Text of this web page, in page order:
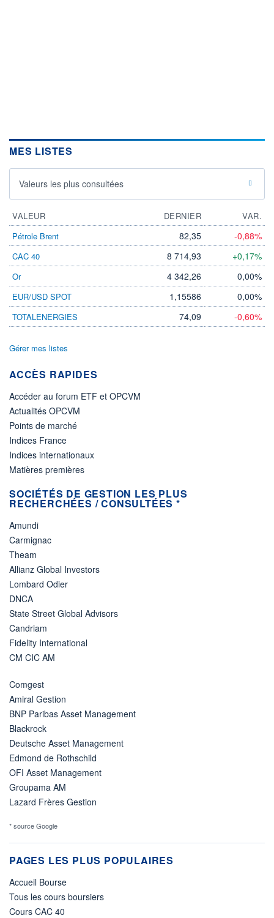
MES LISTES
Valeurs les plus consultées
VALEUR DERNIER
VAR.
Pétrole Brent
82,35 -0,88%
CAC 40 8 714,93 +0,17%
Or 4 342,26 0,00%
EUR/USD SPOT 1,15586 0,00%
TOTALENERGIES 74,09 -0,60%
Gérer mes listes
ACCÈS RAPIDES
Accéder au forum ETF et OPCVM
Actualités OPCVM
Points de marché
Indices France
Indices internationaux
Matières premières
SOCIÉTÉS DE GESTION LES PLUS
RECHERCHÉES / CONSULTÉES *
Amundi
Carmignac
Theam
Allianz Global Investors
Lombard Odier
DNCA
State Street Global Advisors
Candriam
Fidelity International
CM CIC AM
Comgest
Amiral Gestion
BNP Paribas Asset Management
Blackrock
Deutsche Asset Management
Edmond de Rothschild
OFI Asset Management
Groupama AM
Lazard Frères Gestion
* source Google
PAGES LES PLUS POPULAIRES
Accueil Bourse
Tous les cours boursiers
Cours CAC 40